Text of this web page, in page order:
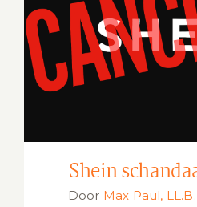
Shein
Shein
Door Max Paul, LL.B.